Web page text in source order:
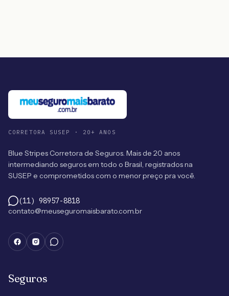
CORRETORA SUSEP · 20+ ANOS
Blue Stripes Corretora de Seguros. Mais de 20 anos
intermediando seguros em todo o Brasil, registrados na
SUSEP e comprometidos com o menor preço pra você.
(11) 98957-8818
contato@meuseguromaisbarato.com.br
Seguros